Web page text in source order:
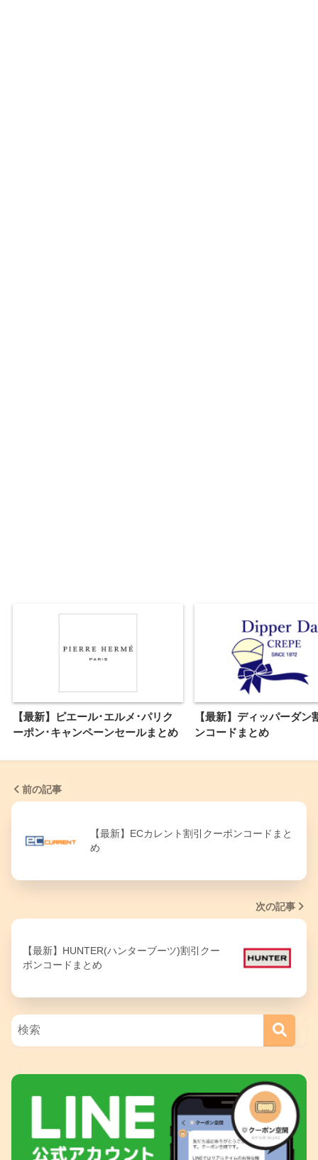
【最新】ピエール･エルメ･パリク
ーポン･キャンペーンセールまとめ
【最新】ディッパーダン
ンコードまとめ
前の記事
【最新】ECカレント割引クーポンコードまと
め
次の記事
【最新】HUNTER(ハンターブーツ)割引クー
ポンコードまとめ